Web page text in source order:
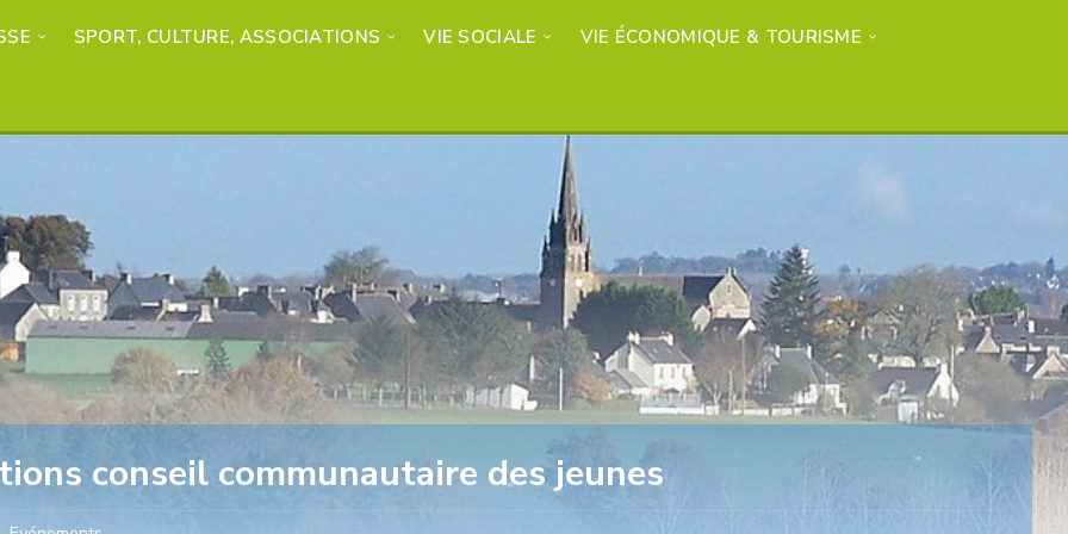
SPORT, CULTURE, ASSOCIATIONS VIE SOCIALE VIE ÉCONOMIQUE & TOURISME
conseil communautaire des jeunes